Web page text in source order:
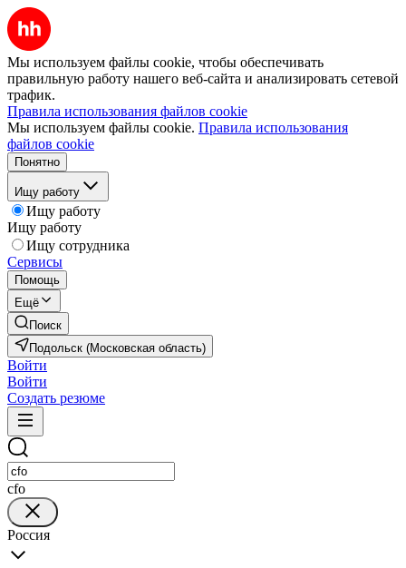
Мы используем файлы cookie, чтобы обеспечивать
правильную работу нашего веб-сайта и анализировать сетевой
трафик.
Правила использования файлов cookie
Мы используем файлы cookie. Правила использования
файлов cookie
Понятно
Ищу работу
Ищу работу
Ищу работу
Ищу сотрудника
Сервисы
Помощь
Ещё
Поиск
Подольск (Московская область)
Войти
Войти
Создать резюме
cfo
Россия